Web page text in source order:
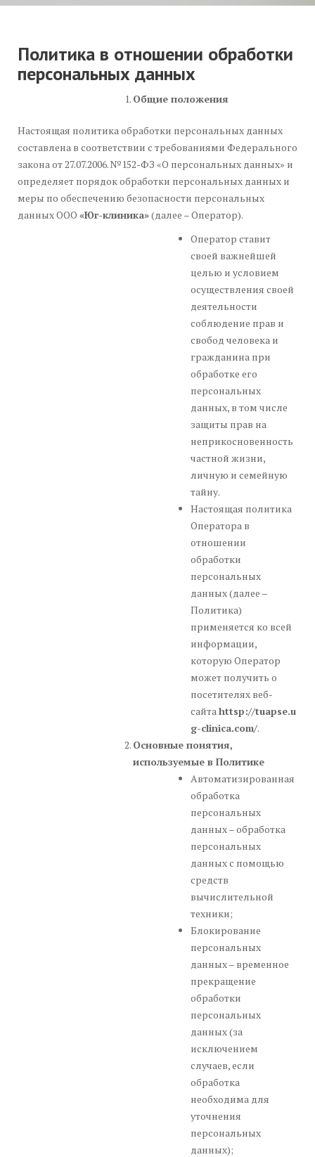
Политика в отношении обработки
персональных данных
Общие положения
Настоящая политика обработки персональных данных
составлена в соответствии с требованиями Федерального
закона от 27.07.2006. №152-ФЗ «О персональных данных» и
определяет порядок обработки персональных данных и
меры по обеспечению безопасности персональных
данных ООО «Юг-клиника»(далее – Оператор).
Оператор ставит
своей важнейшей
целью и условием
осуществления своей
деятельности
соблюдение прав и
свобод человека и
гражданина при
обработке его
персональных
данных, в том числе
защиты прав на
неприкосновенность
частной жизни,
личную и семейную
тайну.
Настоящая политика
Оператора в
отношении
обработки
персональных
данных (далее –
Политика)
применяется ко всей
информации,
которую Оператор
может получить о
посетителях веб-
сайтаhttsp://tuapse.u
g-clinica.com/.
Основные понятия,
используемые в Политике
Автоматизированная
обработка
персональных
данных – обработка
персональных
данных с помощью
средств
вычислительной
техники;
Блокирование
персональных
данных – временное
прекращение
обработки
персональных
данных (за
исключением
случаев, если
обработка
необходима для
уточнения
персональных
данных);